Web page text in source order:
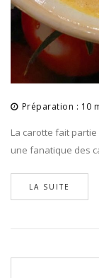
Préparation : 10
La carotte fait
une fanatique des
LA SUITE